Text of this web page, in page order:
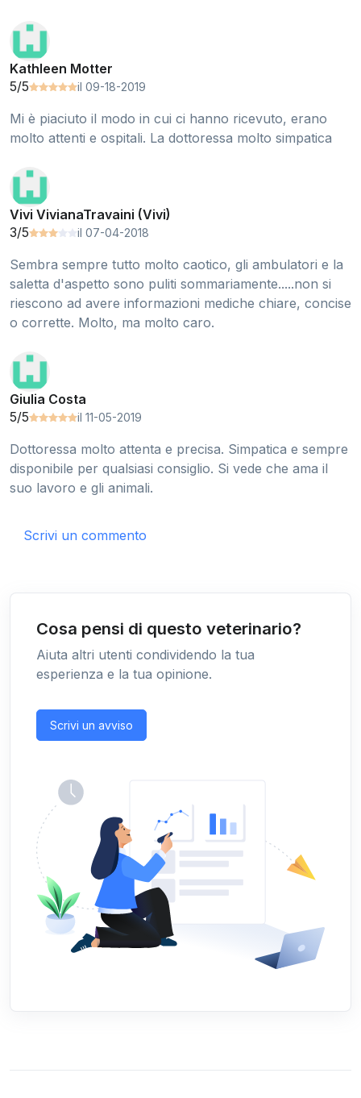
Kathleen Motter
5/5
il 09-18-2019
Mi è piaciuto il modo in cui ci hanno ricevuto, erano
molto attenti e ospitali. La dottoressa molto simpatica
Vivi VivianaTravaini (Vivi)
3/5
il 07-04-2018
Sembra sempre tutto molto caotico, gli ambulatori e la
saletta d'aspetto sono puliti sommariamente.....non si
riescono ad avere informazioni mediche chiare, concise
o corrette. Molto, ma molto caro.
Giulia Costa
5/5
il 11-05-2019
Dottoressa molto attenta e precisa. Simpatica e sempre
disponibile per qualsiasi consiglio. Si vede che ama il
suo lavoro e gli animali.
Scrivi un commento
Cosa pensi di questo veterinario?
Aiuta altri utenti condividendo la tua
esperienza e la tua opinione.
Scrivi un avviso